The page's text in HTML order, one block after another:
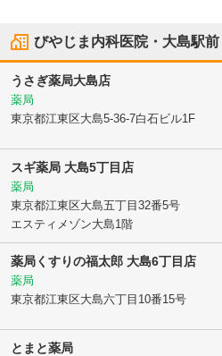
びやじま内科医院・大島駅前
うさぎ薬局大島店
薬局
東京都江東区大島5-36-7白石ビル1F
スギ薬局 大島5丁目店
薬局
東京都江東区大島五丁目32番5号
エスティメゾン大島1階
薬局くすりの福太郎 大島6丁目店
薬局
東京都江東区大島六丁目10番15号
とまと薬局